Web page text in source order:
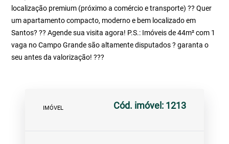
localização premium (próximo a comércio e transporte) ?? Quer
um apartamento compacto, moderno e bem localizado em
Santos? ?? Agende sua visita agora! P.S.: Imóveis de 44m² com 1
vaga no Campo Grande são altamente disputados ? garanta o
seu antes da valorização! ???
IMÓVEL Cód. imóvel: 1213